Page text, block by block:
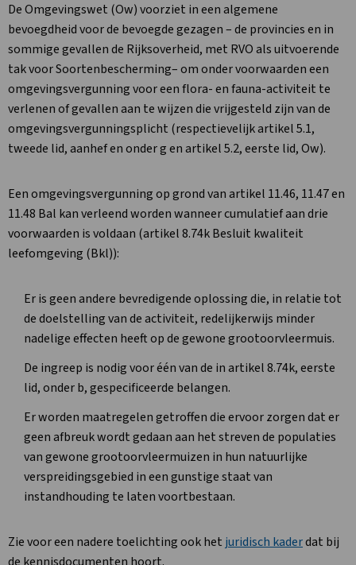
De Omgevingswet (Ow) voorziet in een algemene
bevoegdheid voor de bevoegde gezagen – de provincies en in
sommige gevallen de Rijksoverheid, met RVO als uitvoerende
tak voor Soortenbescherming– om onder voorwaarden een
omgevingsvergunning voor een flora- en fauna-activiteit te
verlenen of gevallen aan te wijzen die vrijgesteld zijn van de
omgevingsvergunningsplicht (respectievelijk artikel 5.1,
tweede lid, aanhef en onder g en artikel 5.2, eerste lid, Ow).
Een omgevingsvergunning op grond van artikel 11.46, 11.47 en
11.48 Bal kan verleend worden wanneer cumulatief aan drie
voorwaarden is voldaan (artikel 8.74k Besluit kwaliteit
leefomgeving (Bkl)):
Er is geen andere bevredigende oplossing die, in relatie tot
de doelstelling van de activiteit, redelijkerwijs minder
nadelige effecten heeft op de gewone grootoorvleermuis.
De ingreep is nodig voor één van de in artikel 8.74k, eerste
lid, onder b, gespecificeerde belangen.
Er worden maatregelen getroffen die ervoor zorgen dat er
geen afbreuk wordt gedaan aan het streven de populaties
van gewone grootoorvleermuizen in hun natuurlijke
verspreidingsgebied in een gunstige staat van
instandhouding te laten voortbestaan.
Zie voor een nadere toelichting ook het juridisch kaderdat bij